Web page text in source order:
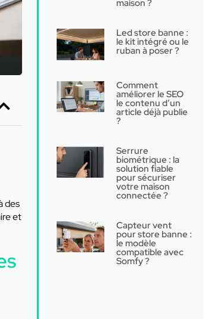
des
et
maison ?
Led store banne :
le kit intégré ou le
ruban à poser ?
Comment
améliorer le SEO
le contenu d’un
article déjà publie
?
Serrure
biométrique : la
solution fiable
pour sécuriser
votre maison
connectée ?
Capteur vent
pour store banne :
le modèle
compatible avec
Somfy ?